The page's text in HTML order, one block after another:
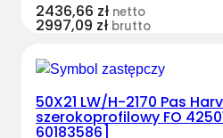
2436,66 zł netto
2997,09 zł brutto
50X21 LW/H-2170 Pas
szerokoprofilowy FO
60183586]